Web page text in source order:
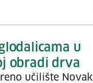
u
obradi drva
učilište Novak